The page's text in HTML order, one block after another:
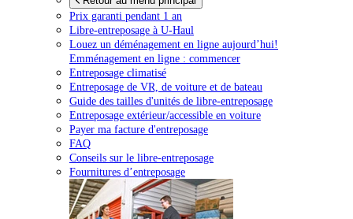
Prix garanti pendant 1 an
Libre-entreposage à U-Haul
Louez un déménagement en ligne aujourd’hui!
Emménagement en ligne : commencer
Entreposage climatisé
Entreposage de VR, de voiture et de bateau
Guide des tailles d'unités de libre-entreposage
Entreposage extérieur/accessible en voiture
Payer ma facture d'entreposage
FAQ
Conseils sur le libre-entreposage
Fournitures d’entreposage